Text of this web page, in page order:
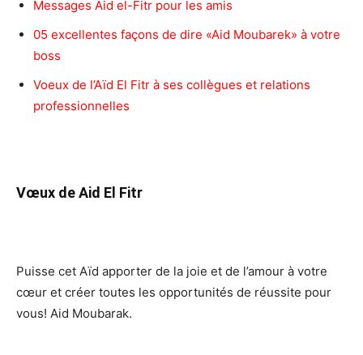
Messages Aid el-Fitr pour les amis
05 excellentes façons de dire «Aid Moubarek» à votre
boss
Voeux de l’Aïd El Fitr à ses collègues et relations
professionnelles
Vœux de Aid El Fitr
Puisse cet Aïd apporter de la joie et de l’amour à votre
cœur et créer toutes les opportunités de réussite pour
vous! Aid Moubarak.